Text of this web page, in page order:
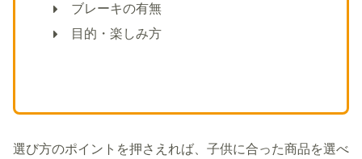
ブレーキの有無
目的・楽しみ方
選び方のポイントを押さえれば、子供に合った商品を選べ